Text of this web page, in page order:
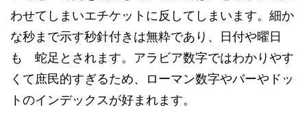
わせてしまいエチケットに反してしまいます。細か
な秒まで示す秒針付きは無粋であり、日付や曜日
も 蛇足とされます。アラビア数字ではわかりやす
くて庶民的すぎるため、ローマン数字やバーやドッ
トのインデックスが好まれます。